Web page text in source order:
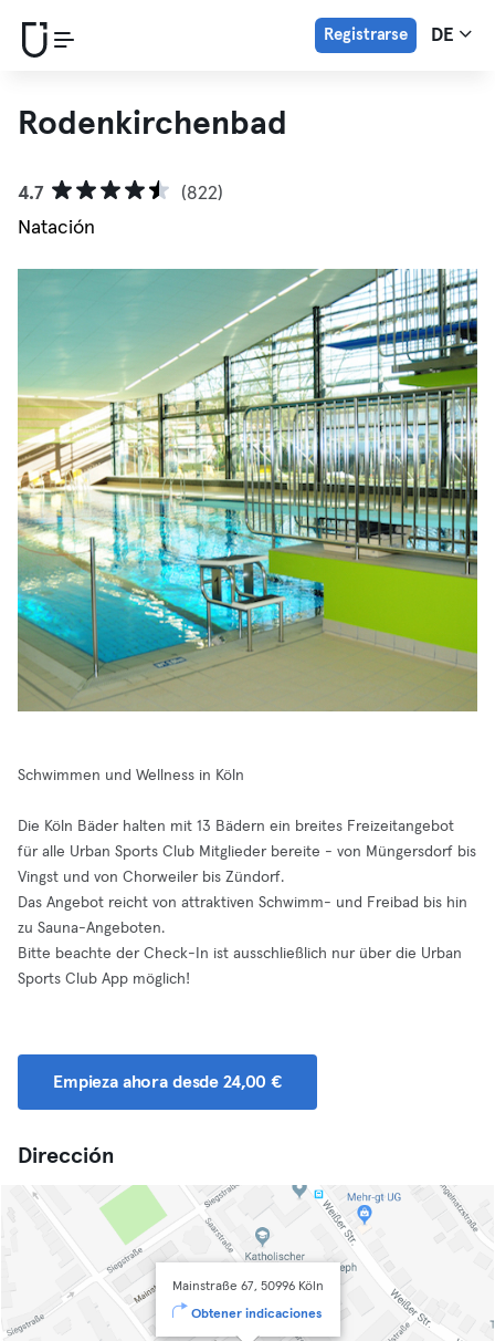
Registrarse DE
Rodenkirchenbad
4.7
(822)
Natación
Schwimmen und Wellness in Köln
Die Köln Bäder halten mit 13 Bädern ein breites Freizeitangebot
für alle Urban Sports Club Mitglieder bereite - von Müngersdorf bis
Vingst und von Chorweiler bis Zündorf.
Das Angebot reicht von attraktiven Schwimm- und Freibad bis hin
zu Sauna-Angeboten.
Bitte beachte der Check-In ist ausschließlich nur über die Urban
Sports Club App möglich!
Empieza ahora desde 24,00 €
Dirección
Mainstraße 67, 50996 Köln
Obtener indicaciones